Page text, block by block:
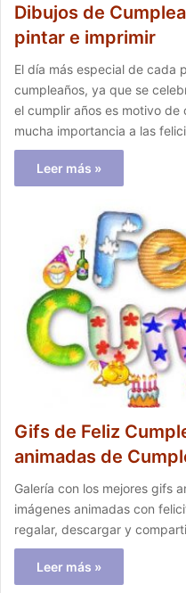
Dibujos de
pintar e imprimir
El día más especial de cada
cumpleaños, ya que se
el cumplir años es motivo de
mucha importancia a las
Leer más »
Gifs de Feliz
animadas de
Galería con los mejores gifs
imágenes animadas con
regalar, descargar y
Leer más »